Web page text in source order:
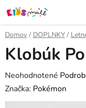
Prejsť
na
obsah
Domov / DOPLNKY /
Klobúk
Priemerné
hodnotenie
produktu
Neohodnotené
Značka: Pokémon